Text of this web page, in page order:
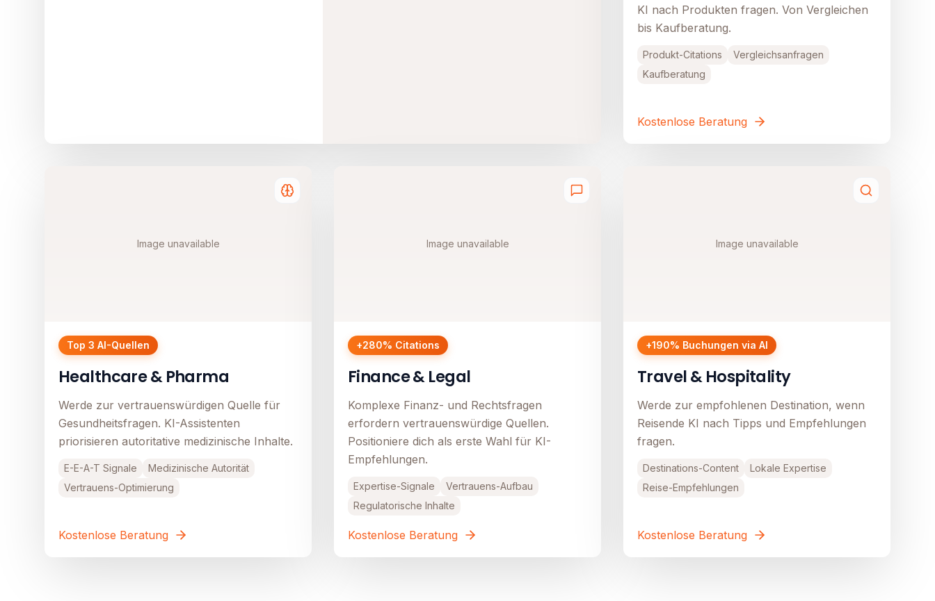
KI nach Produkten fragen. Von Vergleichen
bis Kaufberatung.
Produkt-Citations
Vergleichsanfragen
Kaufberatung
Kostenlose Beratung
Image unavailable
Top 3 AI-Quellen
Healthcare & Pharma
Werde zur vertrauenswürdigen Quelle für
Gesundheitsfragen. KI-Assistenten
priorisieren autoritative medizinische Inhalte.
E-E-A-T Signale
Medizinische Autorität
Vertrauens-Optimierung
Kostenlose Beratung
Image unavailable
+280% Citations
Finance & Legal
Komplexe Finanz- und Rechtsfragen
erfordern vertrauenswürdige Quellen.
Positioniere dich als erste Wahl für KI-
Empfehlungen.
Expertise-Signale
Vertrauens-Aufbau
Regulatorische Inhalte
Kostenlose Beratung
Image unavailable
+190% Buchungen via AI
Travel & Hospitality
Werde zur empfohlenen Destination, wenn
Reisende KI nach Tipps und Empfehlungen
fragen.
Destinations-Content
Lokale Expertise
Reise-Empfehlungen
Kostenlose Beratung